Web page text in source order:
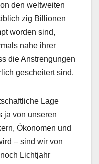
den weltweiten
zig Billionen
worden sind,
nahe ihrer
die Anstrengungen
gescheitert sind.
Lage
ja von unseren
Ökonomen und
– sind wir von
Lichtjahr